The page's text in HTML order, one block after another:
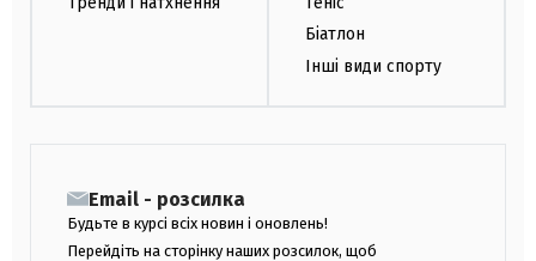
Біатлон
Інші види спорту
Email - розсилка
Будьте в курсі всіх новин і оновлень!
Перейдіть на сторінку наших розсилок, щоб